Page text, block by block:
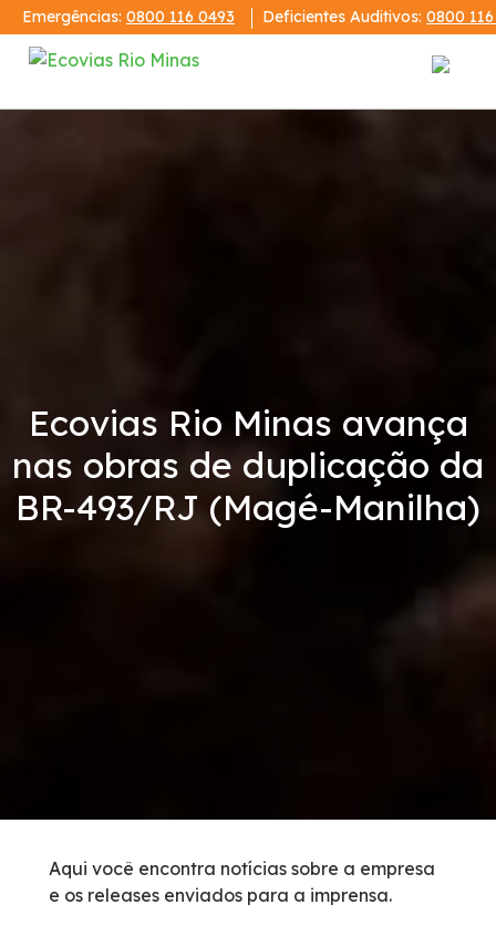
Emergências: 0800 116 0493 Deficientes Auditivos: 0800
Revistas
Condições da Via
Estatística de acidentes
Ecovias Rio Minas avança
nas obras de duplicação da
BR-493/RJ (Magé-Manilha)
Aqui você encontra notícias sobre a empresa
e os releases enviados para a imprensa.